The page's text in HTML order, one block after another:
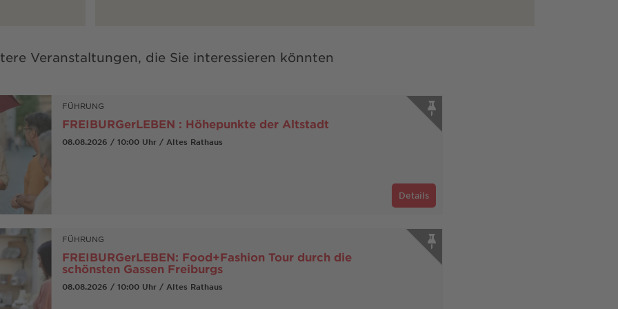
Veranstaltungen, die Sie interessieren könnten
FÜHRUNG
FREIBURGerLEBEN : Höhepunkte der Altstadt
08.08.2026 / 10:00 Uhr / Altes Rathaus
Details
FÜHRUNG
FREIBURGerLEBEN: Food+Fashion Tour durch die
schönsten Gassen Freiburgs
08.08.2026 / 10:00 Uhr / Altes Rathaus